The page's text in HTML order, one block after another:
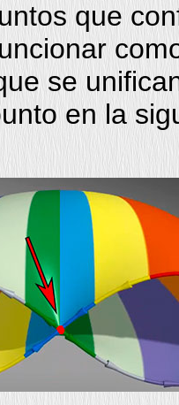
que
se
en la